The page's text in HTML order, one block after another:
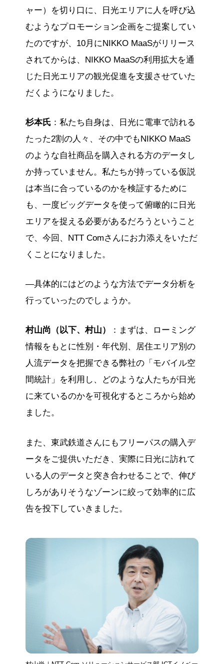
ャー）を切り口に、日光エリアに人を呼び込
むようなプロモーション企画をご提案してい
たのですが、10月にNIKKO MaaSがリリース
されてからは、NIKKO MaaSの利用拡大を通
じた日光エリアの観光促進を支援させていた
だくようになりました。
杉本氏 ：私たち自身は、日光に電車で訪れる
たった2割の人々、その中でもNIKKO MaaS
のような自社商品を購入される方のデータし
か持っていません。私たちが持っている仮説
は本当に合っているのかを検証するために
も、一度ビッグデータを使って俯瞰的に日光
エリアを捉える必要があるだろうということ
で、今回、NTT Comさんにお力添えをいただ
くことになりました。
—具体的にはどのような方法でデータ分析を
行っていったのでしょうか。
村山尚（以下、村山）
：まずは、ローミング
情報をもとに性別・年代別、居住エリア別の
人流データを把握できる弊社の「モバイル空
間統計」を利用し、どのような人たちが日光
に来ているのかを可視化するところから始め
ました。
また、東武鉄道さんにもフリーパスの購入デ
ータをご提供いただき、実際に日光に訪れて
いる人のデータと突き合わせることで、伸び
しろがありそうなゾーンに絞って効率的に広
告を投下していきました。